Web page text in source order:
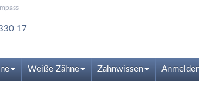
17
Weiße Zähne Zahnwissen